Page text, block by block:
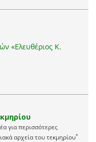
«Ελευθέριος Κ.
για περισσότερες
αρχεία του τεκμηρίου*